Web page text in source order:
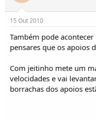
15 Out 2010
Também pode
pensares que os apoios
Com jeitinho mete um
velocidades e vai
borrachas dos apoios